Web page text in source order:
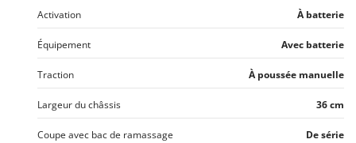
Activation À batterie
Équipement Avec batterie
Traction À poussée manuelle
Largeur du châssis 36 cm
Coupe avec bac de ramassage De série